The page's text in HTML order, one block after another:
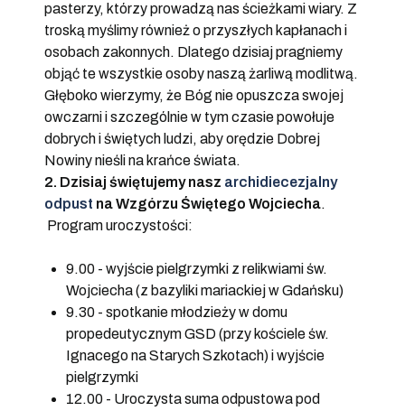
pasterzy, którzy prowadzą nas ścieżkami wiary. Z
troską myślimy również o przyszłych kapłanach i
osobach zakonnych. Dlatego dzisiaj pragniemy
objąć te wszystkie osoby naszą żarliwą modlitwą.
Głęboko wierzymy, że Bóg nie opuszcza swojej
owczarni i szczególnie w tym czasie powołuje
dobrych i świętych ludzi, aby orędzie Dobrej
Nowiny nieśli na krańce świata.
2. Dzisiaj świętujemy nasz archidiecezjalny
odpust na Wzgórzu Świętego Wojciecha.
Program uroczystości:
9.00 - wyjście pielgrzymki z relikwiami św.
Wojciecha (z bazyliki mariackiej w Gdańsku)
9.30 - spotkanie młodzieży w domu
propedeutycznym GSD (przy kościele św.
Ignacego na Starych Szkotach) i wyjście
pielgrzymki
12.00 - Uroczysta suma odpustowa pod